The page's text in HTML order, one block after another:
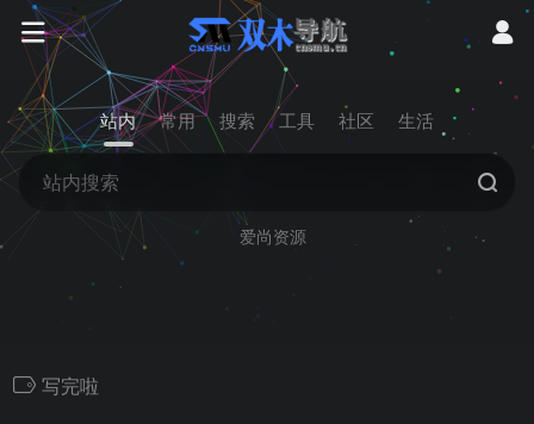
站内 常用 搜索 工具 社区 生活
爱尚资源
写完啦